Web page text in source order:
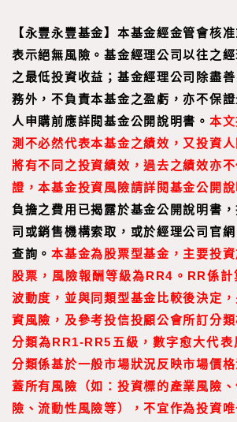
【永豐永豐基金】本基金經金管會核
表示絕無風險。基金經理公司以往之
之最低投資收益；基金經理公司除盡
務外，不負責本基金之盈虧，亦不保
人申購前應詳閱基金公開說明書。 本
測不必然代表本基金之績效，又投資人
將有不同之投資績效，過去之績效亦
證，本基金投資風險請詳閱基金公開說
負擔之費用已揭露於基金公開說明書
司或銷售機構索取，或於經理公司官
查詢。本基金為股票型基金，主要投資
股票，風險報酬等級為RR4。RR係計
波動度，並與同類型基金比較後決定
資風險，及參考投信投顧公會所訂分
分類為RR1-RR5五級，數字愈大代表
分類係基於一般市場狀況反映市場價
蓋所有風險（如：投資標的產業風險
險、流動性風險等），不宜作為投資